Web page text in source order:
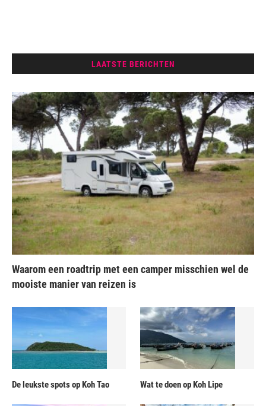
LAATSTE BERICHTEN
Waarom een roadtrip met een camper misschien wel de
mooiste manier van reizen is
De leukste spots op Koh Tao Wat te doen op Koh Lipe